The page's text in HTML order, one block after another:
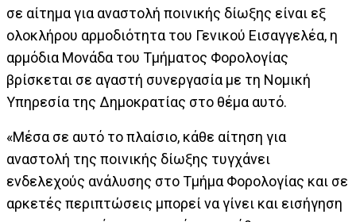
σε αίτημα για αναστολή ποινικής δίωξης είναι εξ
ολοκλήρου αρμοδιότητα του Γενικού Εισαγγελέα, η
αρμόδια Μονάδα του Τμήματος Φορολογίας
βρίσκεται σε αγαστή συνεργασία με τη Νομική
Υπηρεσία της ∆ημοκρατίας στο θέμα αυτό.
«Μέσα σε αυτό το πλαίσιο, κάθε αίτηση για
αναστολή της ποινικής δίωξης τυγχάνει
ενδελεχούς ανάλυσης στο Τμήμα Φορολογίας και σε
αρκετές περιπτώσεις μπορεί να γίνει και εισήγηση